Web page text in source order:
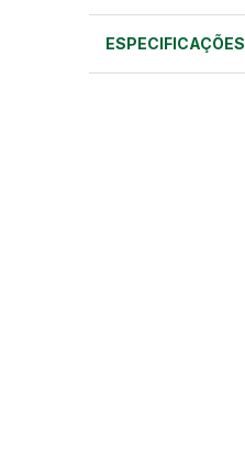
ESPECIFICAÇÕES